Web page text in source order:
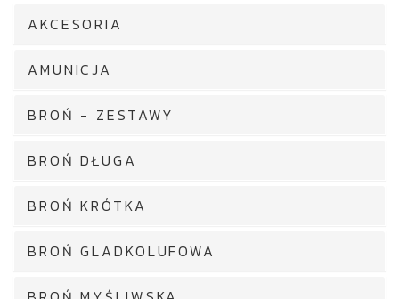
AKCESORIA
AMUNICJA
BROŃ - ZESTAWY
BROŃ DŁUGA
BROŃ KRÓTKA
BROŃ GLADKOLUFOWA